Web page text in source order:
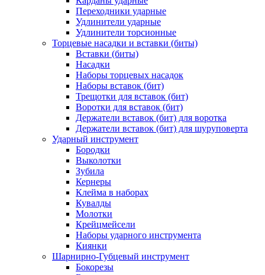
Переходники ударные
Удлинители ударные
Удлинители торсионные
Торцевые насадки и вставки (биты)
Вставки (биты)
Насадки
Наборы торцевых насадок
Наборы вставок (бит)
Трещотки для вставок (бит)
Воротки для вставок (бит)
Держатели вставок (бит) для воротка
Держатели вставок (бит) для шуруповерта
Ударный инструмент
Бородки
Выколотки
Зубила
Кернеры
Клейма в наборах
Кувалды
Молотки
Крейцмейсели
Наборы ударного инструмента
Киянки
Шарнирно-Губцевый инструмент
Бокорезы